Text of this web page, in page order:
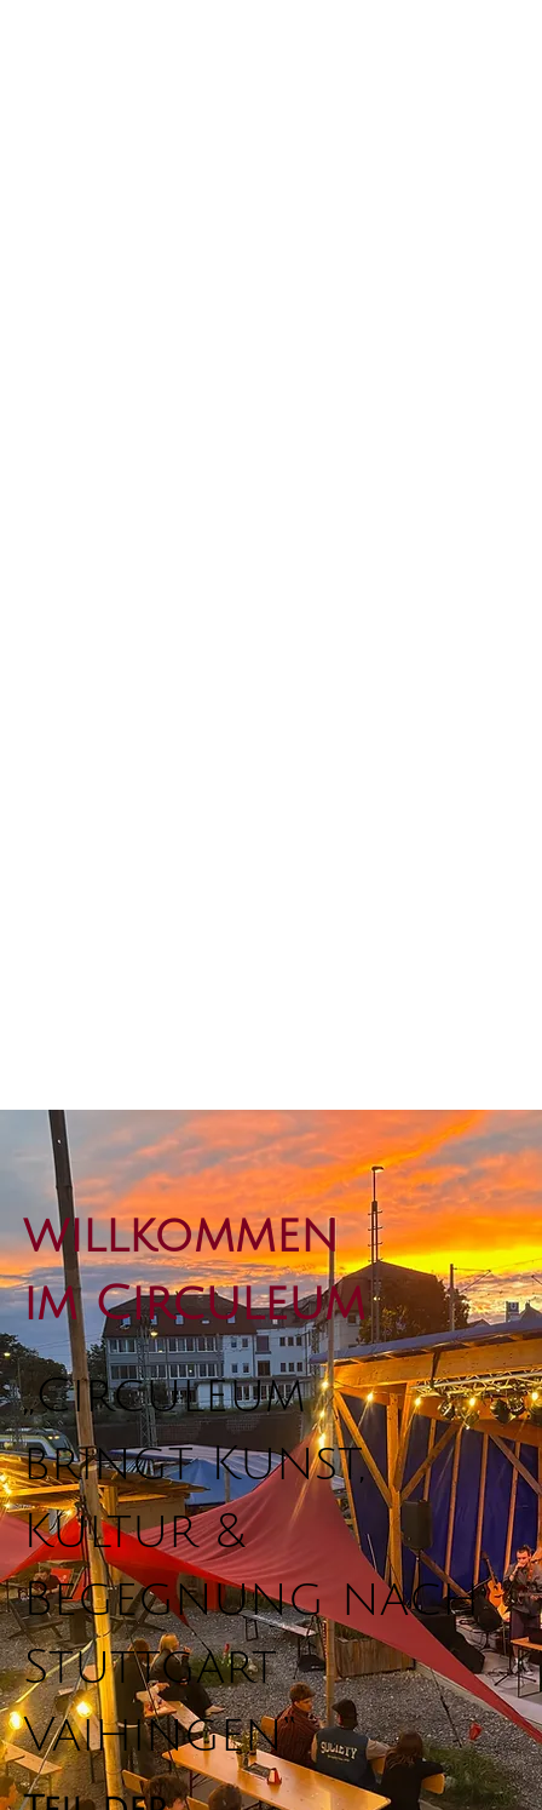
willkommen
im Circuleum
„Circuleum
bringt Kunst,
Kultur &
Begegnung nach
Stuttgart
Vaihingen“